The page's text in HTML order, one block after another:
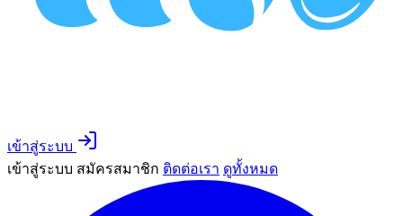
เข้าสู่ระบบ
เข้าสู่ระบบ สมัครสมาชิก ติดต่อเรา ดูทั้งหมด